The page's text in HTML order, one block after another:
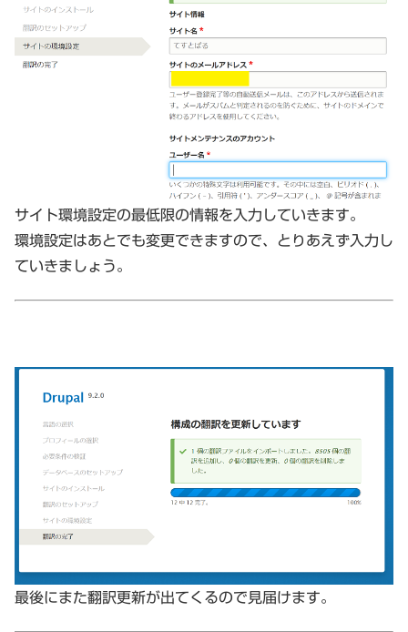
サイト環境設定の最低限の情報を入力していきます。
環境設定はあとでも変更できますので、とりあえず入力し
ていきましょう。
最後にまた翻訳更新が出てくるので見届けます。